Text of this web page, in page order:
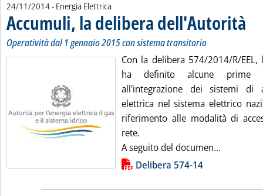
24/11/2014- Energia Elettrica
Accumuli, la delibera dell'Autorità
Operatività dal 1 gennaio 2015 con sistema transitorio
Con la delibera 574/2014/R/
ha definito alcune prime
all'integrazione dei sistemi di
elettrica nel sistema elettrico
riferimento alle modalità di
rete.
A seguito del documen...
Lista allegati PDF alla notiziaDelibera 574-14